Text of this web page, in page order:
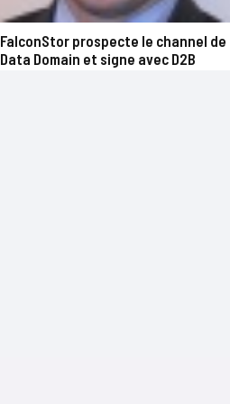
FalconStor prospecte le channel de
Data Domain et signe avec D2B